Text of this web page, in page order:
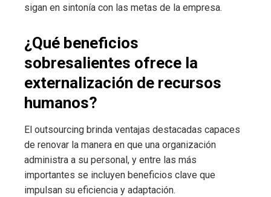
sigan en sintonía con las metas de la empresa.
¿Qué beneficios
sobresalientes ofrece la
externalización de recursos
humanos?
El outsourcing brinda ventajas destacadas capaces
de renovar la manera en que una organización
administra a su personal, y entre las más
importantes se incluyen beneficios clave que
impulsan su eficiencia y adaptación.